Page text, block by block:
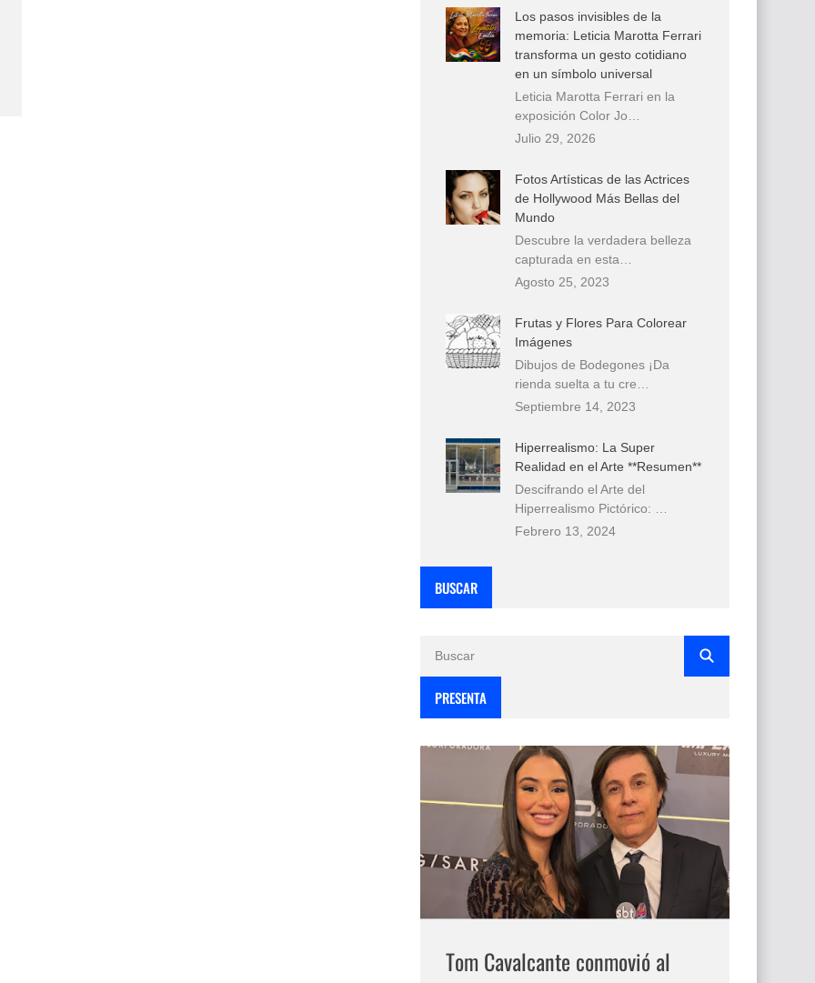
Los pasos invisibles de la
memoria: Leticia Marotta Ferrari
transforma un gesto cotidiano
en un símbolo universal
Leticia Marotta Ferrari en la
exposición Color Jo…
Julio 29, 2026
Fotos Artísticas de las Actrices
de Hollywood Más Bellas del
Mundo
Descubre la verdadera belleza
capturada en esta…
Agosto 25, 2023
Frutas y Flores Para Colorear
Imágenes
Dibujos de Bodegones ¡Da
rienda suelta a tu cre…
Septiembre 14, 2023
Hiperrealismo: La Super
Realidad en el Arte **Resumen**
Descifrando el Arte del
Hiperrealismo Pictórico: …
Febrero 13, 2024
BUSCAR
PRESENTA
Tom Cavalcante conmovió al